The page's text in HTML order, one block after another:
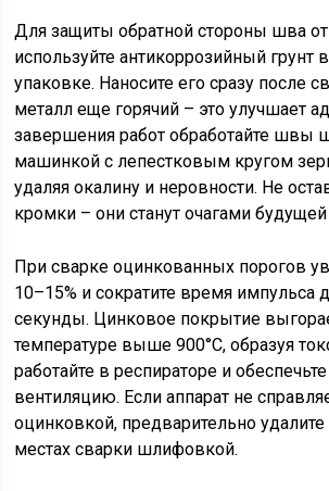
Для защиты обратной стороны шва
используйте антикоррозийный грунт
упаковке. Наносите его сразу после
металл еще горячий – это улучшает
завершения работ обработайте швы
машинкой с лепестковым кругом
удаляя окалину и неровности. Не
кромки – они станут очагами
При сварке оцинкованных порогов
10–15% и сократите время импульса
секунды. Цинковое покрытие
температуре выше 900°C, образуя
работайте в респираторе и
вентиляцию. Если аппарат не
оцинковкой, предварительно
местах сварки шлифовкой.